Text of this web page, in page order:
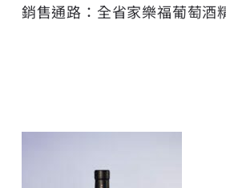
銷售通路：全省家樂福葡萄酒